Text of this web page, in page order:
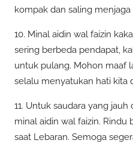
kompak dan saling menjaga
10. Minal aidin wal faizin
sering berbeda pendapat,
untuk pulang. Mohon maaf
selalu menyatukan hati kita
11. Untuk saudara yang
minal aidin wal faizin. Rindu
saat Lebaran. Semoga